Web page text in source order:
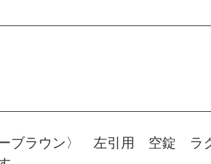
ブラウン〉 左引用 空錠 ラ